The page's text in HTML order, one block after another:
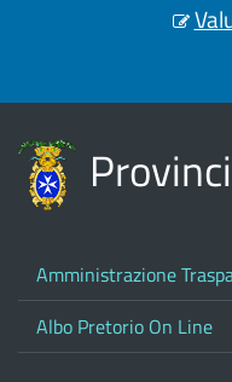
Amministrazione
Albo Pretorio On Line